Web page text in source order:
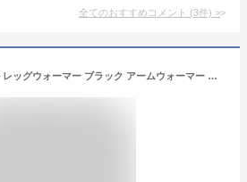
全てのおすすめコメント (3件) >
蓄熱素材であったか レッグウォーマー ブラック アームウォーマー ホットハグシリーズ 蓄熱 熱吸収 ヒート 冷え性 足元 対策 暖かい ダウン おしゃれ デザイン アウトドア キャンプ CARESTAR